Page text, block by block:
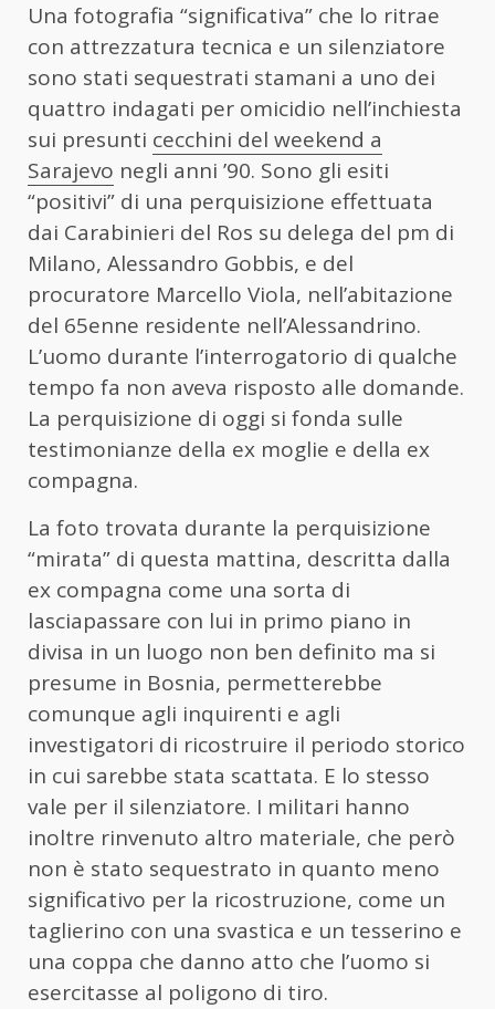
Una fotografia “significativa” che lo ritrae
con attrezzatura tecnica e un silenziatore
sono stati sequestrati stamani a uno dei
quattro indagati per omicidio nell’inchiesta
sui presunti cecchini del weekend a
Sarajevo negli anni ’90. Sono gli esiti
“positivi” di una perquisizione effettuata
dai Carabinieri del Ros su delega del pm di
Milano, Alessandro Gobbis, e del
procuratore Marcello Viola, nell’abitazione
del 65enne residente nell’Alessandrino.
L’uomo durante l’interrogatorio di qualche
tempo fa non aveva risposto alle domande.
La perquisizione di oggi si fonda sulle
testimonianze della ex moglie e della ex
compagna.
La foto trovata durante la perquisizione
“mirata” di questa mattina, descritta dalla
ex compagna come una sorta di
lasciapassare con lui in primo piano in
divisa in un luogo non ben definito ma si
presume in Bosnia, permetterebbe
comunque agli inquirenti e agli
investigatori di ricostruire il periodo storico
in cui sarebbe stata scattata. E lo stesso
vale per il silenziatore. I militari hanno
inoltre rinvenuto altro materiale, che però
non è stato sequestrato in quanto meno
significativo per la ricostruzione, come un
taglierino con una svastica e un tesserino e
una coppa che danno atto che l’uomo si
esercitasse al poligono di tiro.